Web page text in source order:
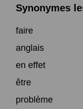
Synonymes
faire
anglais
en effet
être
problème